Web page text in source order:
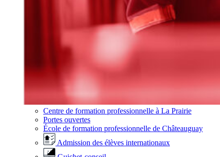
Centre de formation professionnelle à La Prairie
Portes ouvertes
École de formation professionnelle de Châteauguay
Admission des élèves internationaux